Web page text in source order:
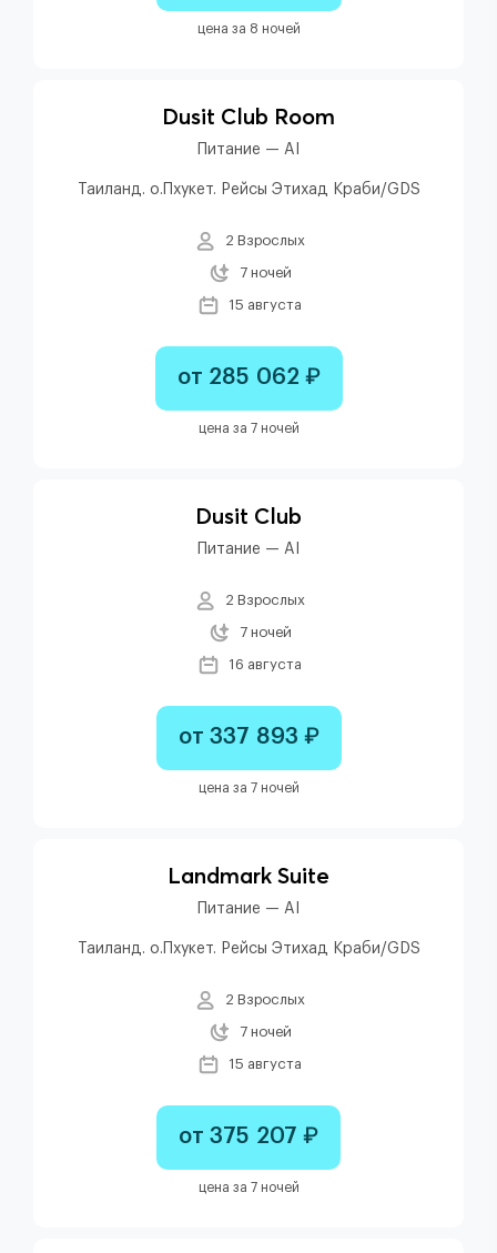
цена за 8 ночей
Dusit Club Room
Питание — AI
Таиланд. о.Пхукет. Рейсы Этихад Краби/GDS
2 Взрослых
7 ночей
15 августа
от 285 062 ₽
цена за 7 ночей
Dusit Club
Питание — AI
2 Взрослых
7 ночей
16 августа
от 337 893 ₽
цена за 7 ночей
Landmark Suite
Питание — AI
Таиланд. о.Пхукет. Рейсы Этихад Краби/GDS
2 Взрослых
7 ночей
15 августа
от 375 207 ₽
цена за 7 ночей